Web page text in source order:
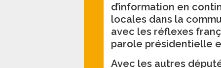
d’information en
locales dans la
avec les réflexes
parole présidentielle
Avec les autres